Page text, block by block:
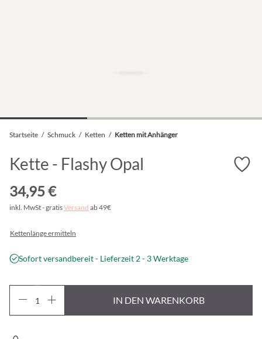
Startseite / Schmuck / Ketten / Ketten mit Anhänger
Kette - Flashy Opal
34,95 €
inkl. MwSt - gratisVersand ab 49€
Kettenlänge ermitteln
Sofort versandbereit - Lieferzeit 2 - 3 Werktage
IN DEN WARENKORB